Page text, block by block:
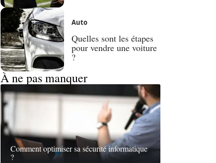
Auto
Quelles sont les étapes
pour vendre une voiture
?
À ne pas manquer
Comment optimiser sa sécurité informatique
?